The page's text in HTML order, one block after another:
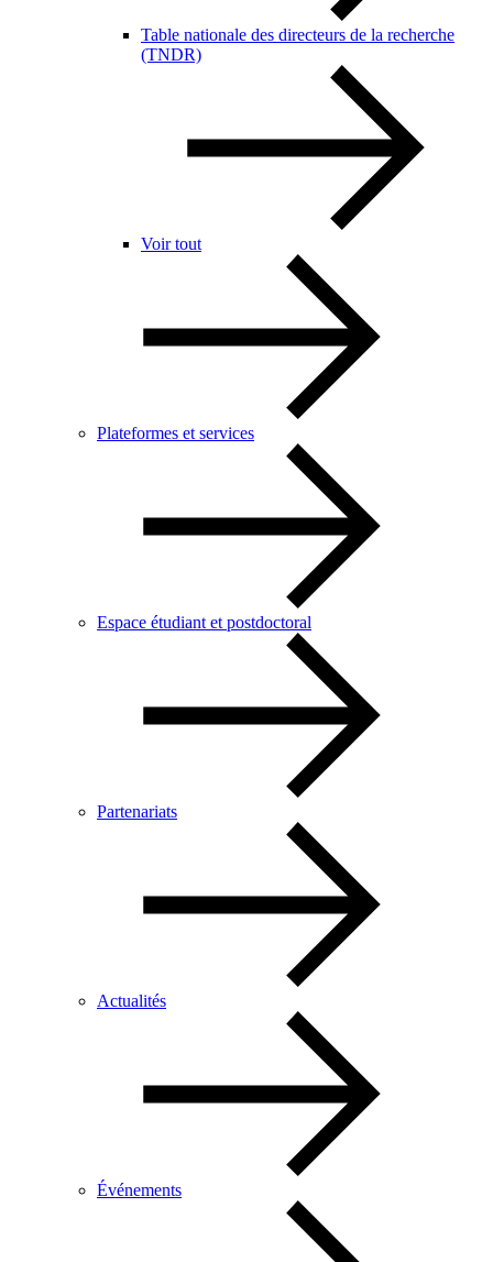
Table nationale des directeurs de la recherche
(TNDR)
Voir tout
Plateformes et services
Espace étudiant et postdoctoral
Partenariats
Actualités
Événements